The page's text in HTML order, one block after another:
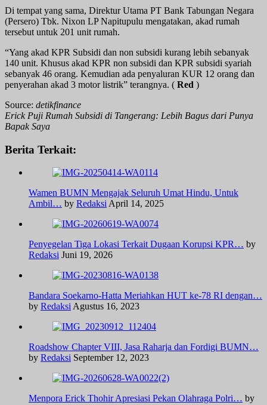
Di tempat yang sama, Direktur Utama PT Bank Tabungan Negara
(Persero) Tbk. Nixon LP Napitupulu mengatakan, akad rumah
tersebut untuk 201 unit rumah.
“Yang akad KPR Subsidi dan non subsidi kurang lebih sebanyak
140 unit. Khusus akad KPR non subsidi dan KPR subsidi syariah
sebanyak 46 orang. Kemudian ada penyaluran KUR 12 orang dan
penyerahan akad 3 motor listrik” terangnya. ( Red )
Source: detikfinance
Erick Puji Rumah Subsidi di Tangerang: Lebih Bagus dari Punya
Bapak Saya
Berita Terkait:
Wamen BUMN Mengajak Seluruh Umat Hindu, Untuk
Ambil… by Redaksi April 14, 2025
Penyegelan Tiga Lokasi Terkait Dugaan Korupsi KPR… by
Redaksi Juni 19, 2026
Bandara Soekarno-Hatta Meriahkan HUT ke-78 RI dengan…
by Redaksi Agustus 16, 2023
Roadshow Chapter VIII, Jasa Raharja dan Fordigi BUMN…
by Redaksi September 12, 2023
Menpora Erick Thohir Apresiasi Pekan Olahraga Polri… by